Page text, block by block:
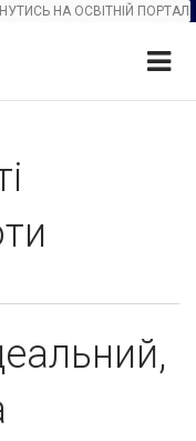
НА ОСВІТНІЙ ПОРТАЛ